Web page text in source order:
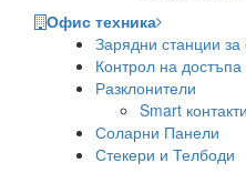
Офис техника
Зарядни станции
Контрол на достъпа
Разклонители
Smart контакти
Соларни Панели
Стекери и Телбоди